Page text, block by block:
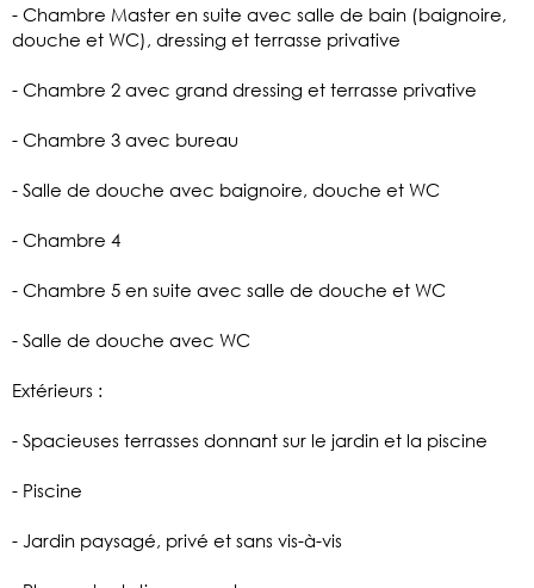
- Chambre Master en suite avec salle de bain (baignoire,
douche et WC), dressing et terrasse privative
- Chambre 2 avec grand dressing et terrasse privative
- Chambre 3 avec bureau
- Salle de douche avec baignoire, douche et WC
- Chambre 4
- Chambre 5 en suite avec salle de douche et WC
- Salle de douche avec WC
Extérieurs :
- Spacieuses terrasses donnant sur le jardin et la piscine
- Piscine
- Jardin paysagé, privé et sans vis-à-vis